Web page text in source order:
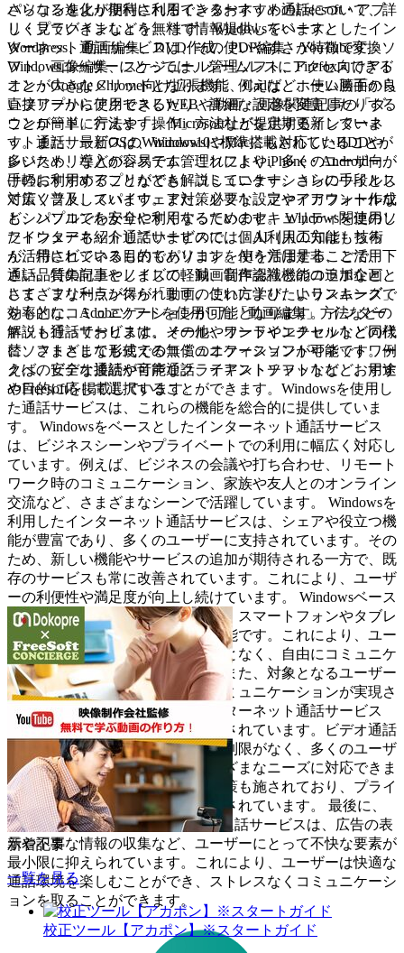
さらなる進化が期待されるインターネット通話について、詳
しく見ていきましょう。 まず、Windowsをベースとしたイン
ターネット通話サービスは、その使いやすさが特徴です。
Windowsユーザーにとっては、シームレスにアクセスできる
ことが大きなメリットとなります。例えば、ホーム画面から
直接アプリにアクセスしたり、詳細な設定を変更したりする
ことが簡単に行えます。 Microsoft社が提供するインターネ
ット通話サービスは、Windowsに標準搭載されていることが
多いため、導入が容易です。これにより、多くのユーザーが
手軽に利用することができ、コミュニケーションの手段とし
て広く普及しています。また、必要な設定やアカウント作成
もシンプルでわかりやすくなっています。 Windowsを使用し
たインターネット通話サービスには、AI（人工知能）技術
が活用されているものもあります。AIを活用することで、
通話品質の向上やノイズの軽減、音声認識機能の追加など、
さまざまな利点が得られます。これにより、よりスムーズで
効率的なコミュニケーションが可能となります。 インター
ネット通話サービスは、メールやオンラインチャットと同様
に、さまざまな形式でのコミュニケーションが可能です。例
えば、ビデオ通話や音声通話、テキストチャットなど、用途
や目的に応じて選択することができます。Windowsを使用し
た通話サービスは、これらの機能を総合的に提供していま
す。 Windowsをベースとしたインターネット通話サービス
は、ビジネスシーンやプライベートでの利用に幅広く対応し
ています。例えば、ビジネスの会議や打ち合わせ、リモート
ワーク時のコミュニケーション、家族や友人とのオンライン
交流など、さまざまなシーンで活躍しています。 Windowsを
利用したインターネット通話サービスは、シェアや役立つ機
能が豊富であり、多くのユーザーに支持されています。その
ため、新しい機能やサービスの追加が期待される一方で、既
存のサービスも常に改善されています。これにより、ユーザ
ーの利便性や満足度が向上し続けています。 Windowsベース
のインターネット通話サービスは、スマートフォンやタブレ
ットなどのデバイスでも利用が可能です。これにより、ユー
ザーは場所や状況に制約されることなく、自由にコミュニケ
ーションを取ることができます。また、対象となるユーザー
も広がり、より多くの人々とのコミュニケーションが実現さ
れます。 Windowsを使用したインターネット通話サービス
は、その高い品質と安定性で信頼されています。ビデオ通話
や音声通話の最大数や通話時間に制限がなく、多くのユーザ
ーが同時に利用できるため、さまざまなニーズに対応できま
す。また、最新のセキュリティ対策も施されており、プライ
バシーと情報セキュリティが確保されています。 最後に、
Windowsベースのインターネット通話サービスは、広告の表
示や不要な情報の収集など、ユーザーにとって不快な要素が
最小限に抑えられています。これにより、ユーザーは快適な
通話環境を楽しむことができ、ストレスなくコミュニケーシ
ョンを取ることができます。
パソコンをより便利に利用できるおすすめのFreesoft・アプ
リ・プラグインなどを無料で情報提供しています。
Wordpress、動画編集、DVD作成、PDF編集、YouTube変換ソ
フト、画像編集、スケジュール管理ソフト、Firefox向けアド
オン・Google Chrome向け拡張機能、Cadなど、使い勝手の良
いフリーから使用できるWEBや動画・画像関連記事の「ダ
ウンロード」方法や「操作」方法などを定期更新していま
す。また、最新OSのWindows10やMacにも対応したHDDや
レジストリなどのシステム管理ソフトやiPhone・Android向
けのおすすめアプリなども解説しています。さらにウイルス
対策ソフト、スパイウェア対策ソフト、ファイアフォールな
ど、パソコンを安全に利用するためのセキュリティ関連のソ
フトウェアも紹介していますので、個人利用の方はもちろ
ん、特にビジネス目的でパソコンを使う方は是非、ご活用下
さい。特集記事としまして、動画制作会社とのコラボ企画と
して、フリーランスが「動画の使い方学びたいランキング」
をもとに、Adobeソフトを使用した「動画編集」方法などの
解説も行っております。その他、ワードやエクセルなどの代
替ソフトとしても使える無償のオフィスソフトやネットワー
クへの安全な接続が可能なクライアントソフトなど、おすす
めFreesoftを掲載しています。
新着記事
一覧を見る
校正ツール【アカポン】※スタートガイド